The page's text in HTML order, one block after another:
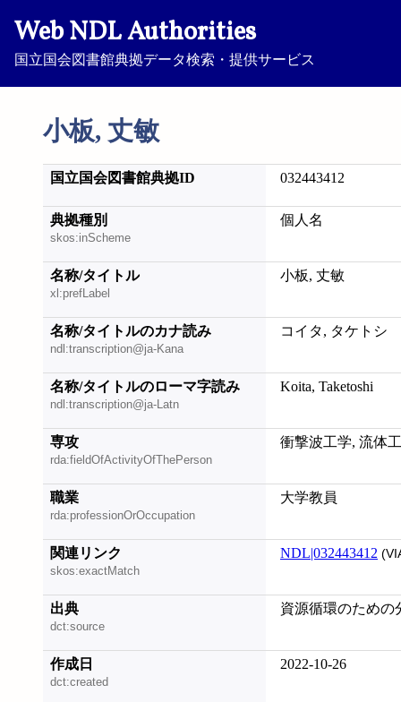
Web NDL Authorities
国立国会図書館典拠データ検索・提供サービス
小板, 丈敏
国立国会図書館典拠ID 032443412
典拠種別
skos:inScheme
個人名
名称/タイトル
xl:prefLabel
小板, 丈敏
名称/タイトルのカナ読み
ndl:transcription@ja-Kana
コイタ, タケトシ
名称/タイトルのローマ字読み
ndl:transcription@ja-Latn
Koita, Taketoshi
専攻
rda:fieldOfActivityOfThePerson
衝撃波工学, 流体
職業
rda:professionOrOccupation
大学教員
関連リンク
skos:exactMatch
NDL|032443412
出典
dct:source
資源循環のための
作成日
dct:created
2022-10-26